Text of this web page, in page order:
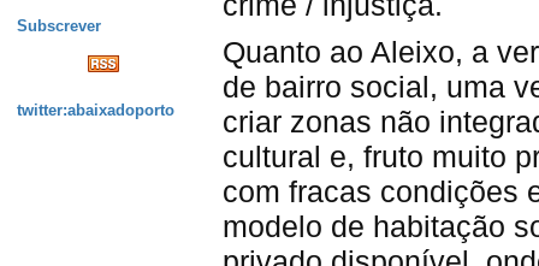
Quanto ao Aleixo, a
de bairro social, uma
criar zonas não
cultural e, fruto muito
com fracas condições
modelo de habitação
Subscrever
twitter:abaixadoporto